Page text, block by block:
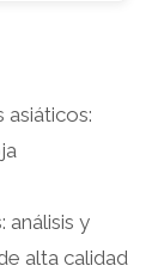
asiáticos:
análisis y
alta calidad